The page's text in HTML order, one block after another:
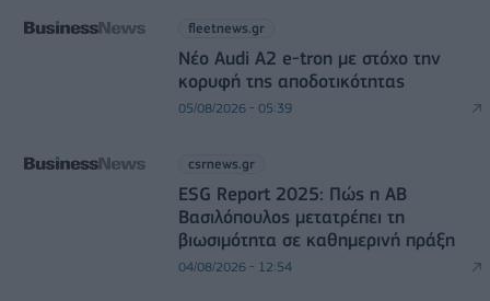
fleetnews.gr
Νέο Audi A2 e-tron με στόχο την
κορυφή της αποδοτικότητας
05/08/2026 - 05:39
csrnews.gr
ESG Report 2025: Πώς η ΑΒ
Βασιλόπουλος μετατρέπει τη
βιωσιμότητα σε καθημερινή πράξη
04/08/2026 - 12:54